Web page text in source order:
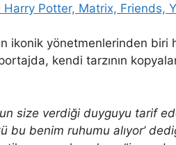
Harry Potter, Matrix, Friends,
ikonik yönetmenlerinden biri
kendi tarzının
size verdiği duyguyu tarif
bu benim ruhumu alıyor’